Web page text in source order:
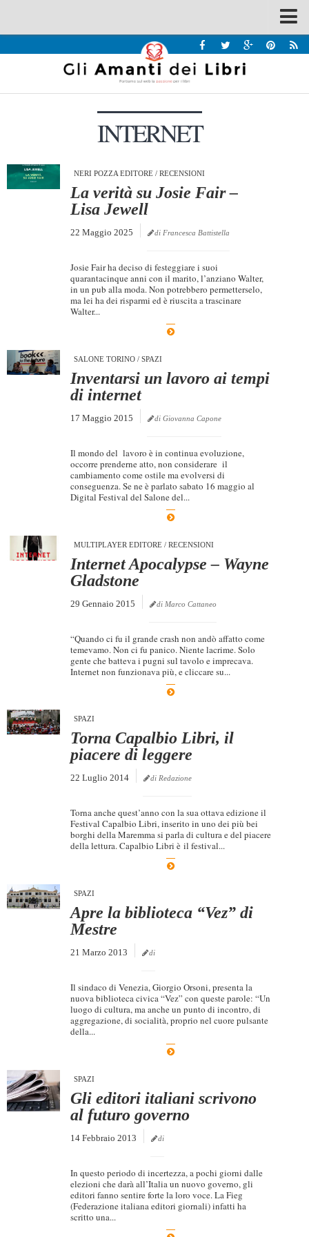
Recensioni
Interviste & Incontri
Chi siamo
Rassegna Stampa
Archivio
Partnership
Giallo Stresa
Tabù Festival 2014
A Tutto Volume
Salone di Torino
INTERNET
NERI POZZA EDITORE/ RECENSIONI
La verità su Josie Fair –
Lisa Jewell
22 Maggio 2025 di Francesca Battistella
Josie Fair ha deciso di festeggiare i suoi
quarantacinque anni con il marito, l’anziano Walter,
in un pub alla moda. Non potrebbero permetterselo,
ma lei ha dei risparmi ed è riuscita a trascinare
Walter...
SALONE TORINO/ SPAZI
Inventarsi un lavoro ai tempi
di internet
17 Maggio 2015 di Giovanna Capone
Il mondo del lavoro è in continua evoluzione,
occorre prenderne atto, non considerare il
cambiamento come ostile ma evolversi di
conseguenza. Se ne è parlato sabato 16 maggio al
Digital Festival del Salone del...
MULTIPLAYER EDITORE/ RECENSIONI
Internet Apocalypse – Wayne
Gladstone
29 Gennaio 2015 di Marco Cattaneo
“Quando ci fu il grande crash non andò affatto come
temevamo. Non ci fu panico. Niente lacrime. Solo
gente che batteva i pugni sul tavolo e imprecava.
Internet non funzionava più, e cliccare su...
SPAZI
Torna Capalbio Libri, il
piacere di leggere
22 Luglio 2014 di Redazione
Torna anche quest’anno con la sua ottava edizione il
Festival Capalbio Libri, inserito in uno dei più bei
borghi della Maremma si parla di cultura e del piacere
della lettura. Capalbio Libri è il festival...
SPAZI
Apre la biblioteca “Vez” di
Mestre
21 Marzo 2013 di
Il sindaco di Venezia, Giorgio Orsoni, presenta la
nuova biblioteca civica “Vez” con queste parole: “Un
luogo di cultura, ma anche un punto di incontro, di
aggregazione, di socialità, proprio nel cuore pulsante
della...
SPAZI
Gli editori italiani scrivono
al futuro governo
14 Febbraio 2013 di
In questo periodo di incertezza, a pochi giorni dalle
elezioni che darà all’Italia un nuovo governo, gli
editori fanno sentire forte la loro voce. La Fieg
(Federazione italiana editori giornali) infatti ha
scritto una...